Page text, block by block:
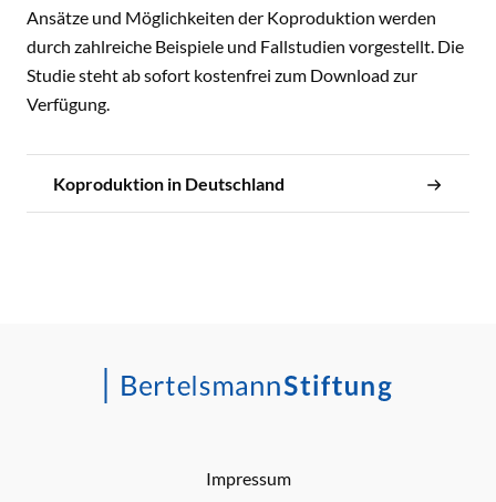
Ansätze und Möglichkeiten der Koproduktion werden
durch zahlreiche Beispiele und Fallstudien vorgestellt. Die
Studie steht ab sofort kostenfrei zum Download zur
Verfügung.
Koproduktion in Deutschland
Impressum